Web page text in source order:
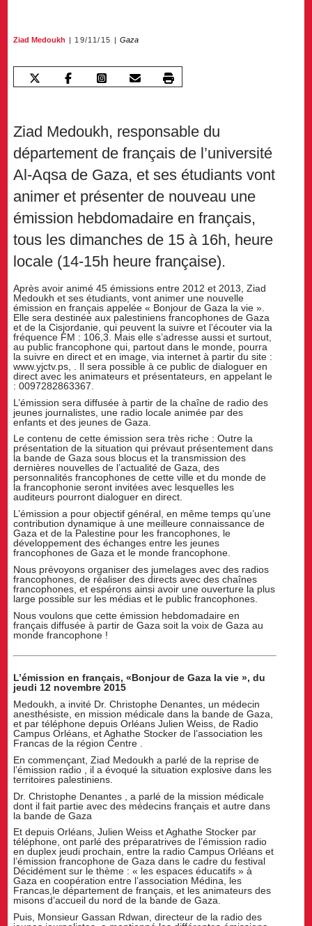
Ziad Medoukh 19/11/15 Gaza
Ziad Medoukh, responsable du
département de français de l’université
Al-Aqsa de Gaza, et ses étudiants vont
animer et présenter de nouveau une
émission hebdomadaire en français,
tous les dimanches de 15 à 16h, heure
locale (14-15h heure française).
Après avoir animé 45 émissions entre 2012 et 2013, Ziad
Medoukh et ses étudiants, vont animer une nouvelle
émission en français appelée « Bonjour de Gaza la vie ».
Elle sera destinée aux palestiniens francophones de Gaza
et de la Cisjordanie, qui peuvent la suivre et l’écouter via la
fréquence FM : 106,3. Mais elle s’adresse aussi et surtout,
au public francophone qui, partout dans le monde, pourra
la suivre en direct et en image, via internet à partir du site :
www.yjctv.ps, . Il sera possible à ce public de dialoguer en
direct avec les animateurs et présentateurs, en appelant le
: 0097282863367.
L’émission sera diffusée à partir de la chaîne de radio des
jeunes journalistes, une radio locale animée par des
enfants et des jeunes de Gaza.
Le contenu de cette émission sera très riche : Outre la
présentation de la situation qui prévaut présentement dans
la bande de Gaza sous blocus et la transmission des
dernières nouvelles de l’actualité de Gaza, des
personnalités francophones de cette ville et du monde de
la francophonie seront invitées avec lesquelles les
auditeurs pourront dialoguer en direct.
L’émission a pour objectif général, en même temps qu’une
contribution dynamique à une meilleure connaissance de
Gaza et de la Palestine pour les francophones, le
développement des échanges entre les jeunes
francophones de Gaza et le monde francophone.
Nous prévoyons organiser des jumelages avec des radios
francophones, de réaliser des directs avec des chaînes
francophones, et espérons ainsi avoir une ouverture la plus
large possible sur les médias et le public francophones.
Nous voulons que cette émission hebdomadaire en
français diffusée à partir de Gaza soit la voix de Gaza au
monde francophone !
L’émission en français, «Bonjour de Gaza la vie », du
jeudi 12 novembre 2015
Medoukh, a invité Dr. Christophe Denantes, un médecin
anesthésiste, en mission médicale dans la bande de Gaza,
et par téléphone depuis Orléans Julien Weiss, de Radio
Campus Orléans, et Aghathe Stocker de l’association les
Francas de la région Centre .
En commençant, Ziad Medoukh a parlé de la reprise de
l’émission radio , il a évoqué la situation explosive dans les
territoires palestiniens.
Dr. Christophe Denantes , a parlé de la mission médicale
dont il fait partie avec des médecins français et autre dans
la bande de Gaza
Et depuis Orléans, Julien Weiss et Aghathe Stocker par
téléphone, ont parlé des préparatrives de l’émission radio
en duplex jeudi prochain, entre la radio Campus Orléans et
l’émission francophone de Gaza dans le cadre du festival
Décidément sur le thème : « les espaces éducatifs » à
Gaza en coopération entre l’association Médina, les
Francas,le département de français, et les animateurs des
misons d’accueil du nord de la bande de Gaza.
Puis, Monsieur Gassan Rdwan, directeur de la radio des